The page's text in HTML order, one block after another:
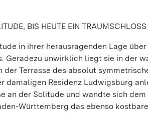
BIS HEUTE EIN TRAUMSCHLOSS
in ihrer herausragenden Lage
Geradezu unwirklich liegt sie in der
der Terrasse des absolut
damaligen Residenz Ludwigsburg
an der Solitude und wandte sich
Württemberg das ebenso